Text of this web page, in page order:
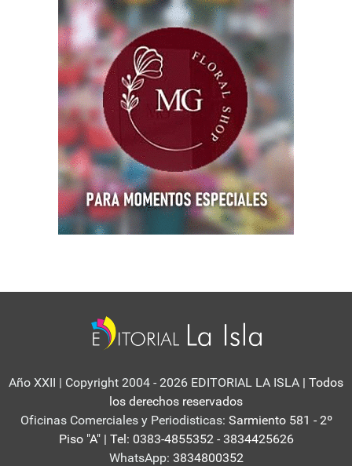
Año XXII | Copyright 2004 - 2026 EDITORIAL LA ISLA | Todos
los derechos reservados
Oficinas Comerciales y Periodisticas: Sarmiento 581 - 2º
Piso "A" | Tel: 0383-4855352 - 3834425626
WhatsApp: 3834800352